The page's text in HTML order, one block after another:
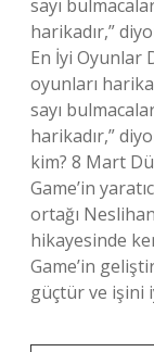
sayı
harikadır,”
En İyi Oyunlar
oyunları
sayı
harikadır,”
kim? 8 Mart
Game’in
ortağı
hikayesinde
Game’in
güçtür ve işini